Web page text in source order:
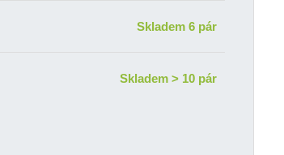
Skladem 6 pár
Skladem > 10 pár